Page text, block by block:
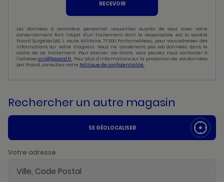
RECEVOIR
Les données à caractère personnel recueillies auprès de vous avec votre
consentement font l’objet d’un traitement dont le responsable est la société
Picard Surgelés SAS, 1, route Militaire, 77300 Fontainebleau, pour vous adresser des
informations sur votre magasin. Nous ne conservons pas vos données dans le
cadre de ce traitement. Pour exercer vos droits, vous pouvez nous contacter à
l’adressecnil@picard.fr. Pour plus d’informations sur la protection de vos données
par Picard, consultez notre Politique de confidentialité.
Rechercher un autre magasin
SE GÉOLOCALISER
Votre adresse